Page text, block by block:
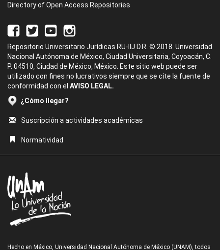
Directory of Open Access Repositories
Repositorio Universitario Jurídicas RU-IIJ D.R. © 2018. Universidad
Nacional Autónoma de México, Ciudad Universitaria, Coyoacán, C.
P. 04510, Ciudad de México, México. Este sitio web puede ser
utilizado con fines no lucrativos siempre que se cite la fuente de
conformidad con el AVISO LEGAL.
¿Cómo llegar?
Suscripción a actividades académicas
Normatividad
Hecho en México, Universidad Nacional Autónoma de México (UNAM), todos